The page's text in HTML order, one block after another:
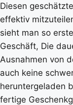
Diesen
effektiv
sieht man so
Geschäft, Die
Ausnahmen von
auch keine
heruntergeladen
fertige